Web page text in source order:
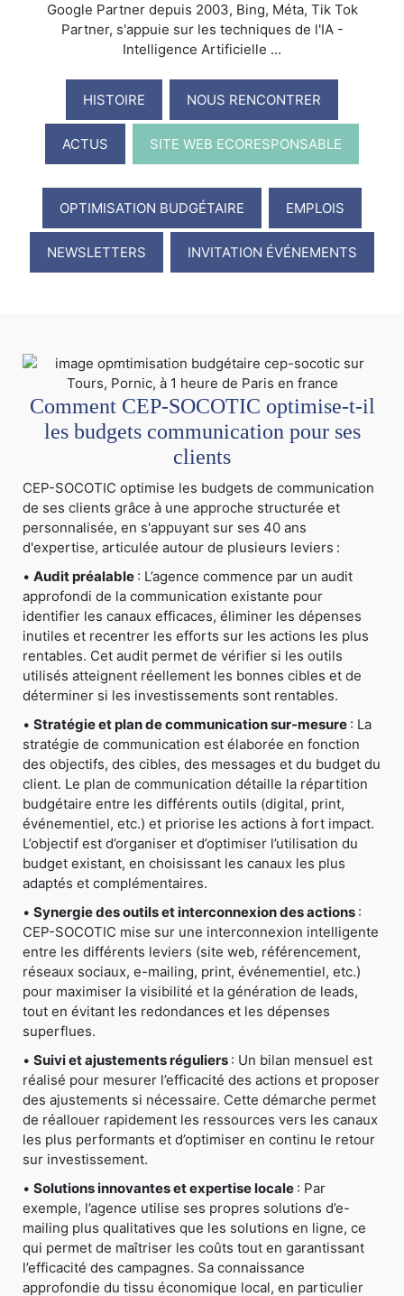
Google Partner depuis 2003, Bing, Méta, Tik Tok
Partner, s'appuie sur les techniques de l'IA -
Intelligence Artificielle ...
HISTOIRE NOUS RENCONTRER
ACTUS SITE WEB ECORESPONSABLE
OPTIMISATION BUDGÉTAIRE EMPLOIS
NEWSLETTERS INVITATION ÉVÉNEMENTS
Comment CEP-SOCOTIC optimise-t-il
les budgets communication pour ses
clients
CEP-SOCOTIC optimise les budgets de communication
de ses clients grâce à une approche structurée et
personnalisée, en s'appuyant sur ses 40 ans
d'expertise, articulée autour de plusieurs leviers :
• Audit préalable : L’agence commence par un audit
approfondi de la communication existante pour
identifier les canaux efficaces, éliminer les dépenses
inutiles et recentrer les efforts sur les actions les plus
rentables. Cet audit permet de vérifier si les outils
utilisés atteignent réellement les bonnes cibles et de
déterminer si les investissements sont rentables.
• Stratégie et plan de communication sur-mesure : La
stratégie de communication est élaborée en fonction
des objectifs, des cibles, des messages et du budget du
client. Le plan de communication détaille la répartition
budgétaire entre les différents outils (digital, print,
événementiel, etc.) et priorise les actions à fort impact.
L’objectif est d’organiser et d’optimiser l’utilisation du
budget existant, en choisissant les canaux les plus
adaptés et complémentaires.
• Synergie des outils et interconnexion des actions :
CEP-SOCOTIC mise sur une interconnexion intelligente
entre les différents leviers (site web, référencement,
réseaux sociaux, e-mailing, print, événementiel, etc.)
pour maximiser la visibilité et la génération de leads,
tout en évitant les redondances et les dépenses
superflues.
• Suivi et ajustements réguliers : Un bilan mensuel est
réalisé pour mesurer l’efficacité des actions et proposer
des ajustements si nécessaire. Cette démarche permet
de réallouer rapidement les ressources vers les canaux
les plus performants et d’optimiser en continu le retour
sur investissement.
• Solutions innovantes et expertise locale : Par
exemple, l’agence utilise ses propres solutions d’e-
mailing plus qualitatives que les solutions en ligne, ce
qui permet de maîtriser les coûts tout en garantissant
l’efficacité des campagnes. Sa connaissance
approfondie du tissu économique local, en particulier